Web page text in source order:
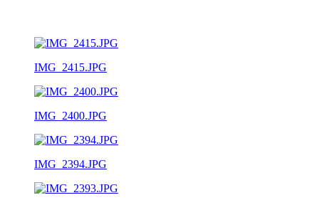
IMG_2415.JPG
IMG_2400.JPG
IMG_2394.JPG